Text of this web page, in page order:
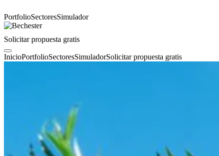
PortfolioSectoresSimulador
Solicitar propuesta gratis
InicioPortfolioSectoresSimuladorSolicitar propuesta gratis